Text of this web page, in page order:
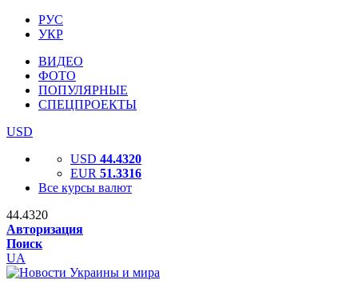
РУС
УКР
ВИДЕО
ФОТО
ПОПУЛЯРНЫЕ
СПЕЦПРОЕКТЫ
USD
USD 44.4320
EUR 51.3316
Все курсы валют
44.4320
Авторизация
Поиск
UA